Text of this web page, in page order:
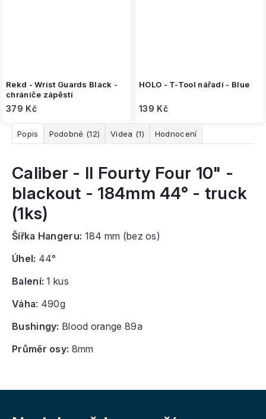
Rekd - Wrist Guards Black -
chrániče zápěstí
379 Kč
HOLO - T-Tool nářadí - Blue
139 Kč
Popis Podobné (12) Videa (1) Hodnocení
Caliber - II Fourty Four 10" -
blackout - 184mm 44° - truck
(1ks)
Šířka Hangeru: 184 mm (bez os)
Úhel: 44°
Balení: 1 kus
Váha: 490g
Bushingy: Blood orange 89a
Průměr osy: 8mm